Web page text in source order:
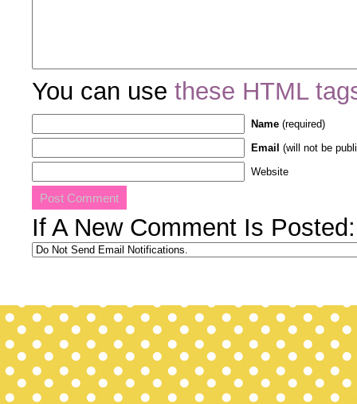
You can use these HTML
Name (required)
Email (will not be
Website
If A New Comment Is Posted: